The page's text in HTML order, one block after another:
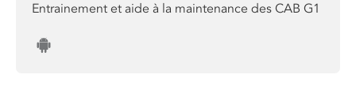
Entrainement et aide à la maintenance des CAB G1